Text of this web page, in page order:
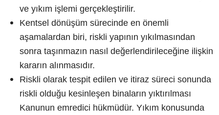
ve yıkım işlemi gerçekleştirilir.
Kentsel dönüşüm sürecinde en önemli
aşamalardan biri, riskli yapının yıkılmasından
sonra taşınmazın nasıl değerlendirileceğine ilişkin
kararın alınmasıdır.
Riskli olarak tespit edilen ve itiraz süreci sonunda
riskli olduğu kesinleşen binaların yıktırılması
Kanunun emredici hükmüdür. Yıkım konusunda